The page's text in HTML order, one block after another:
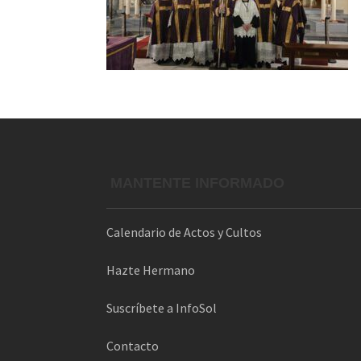
Calendario de Actos y Cultos
Hazte Hermano
Suscríbete a InfoSol
Contacto